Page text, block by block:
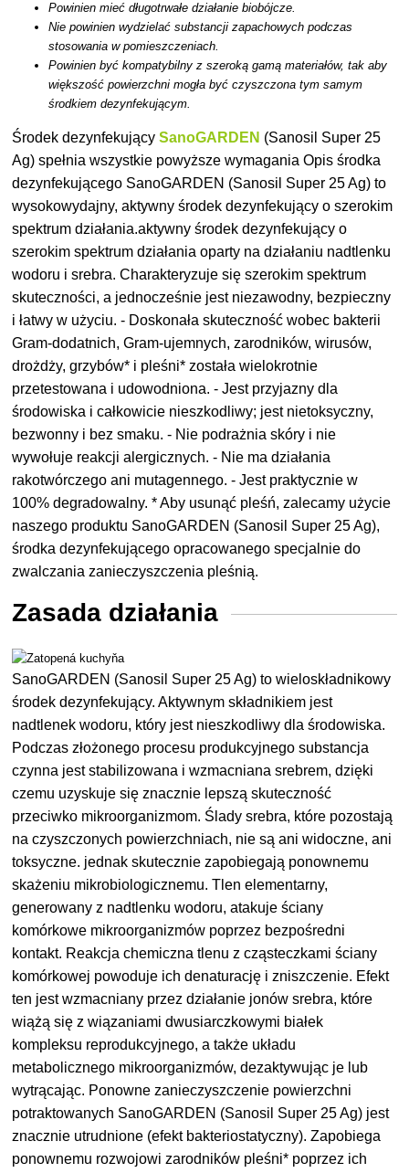
Powinien mieć długotrwałe działanie biobójcze.
Nie powinien wydzielać substancji zapachowych podczas
stosowania w pomieszczeniach.
Powinien być kompatybilny z szeroką gamą materiałów, tak aby
większość powierzchni mogła być czyszczona tym samym
środkiem dezynfekującym.
Środek dezynfekującySanoGARDEN (Sanosil Super 25
Ag) spełnia wszystkie powyższe wymagania Opis środka
dezynfekującego SanoGARDEN (Sanosil Super 25 Ag) to
wysokowydajny, aktywny środek dezynfekujący o szerokim
spektrum działania.aktywny środek dezynfekujący o
szerokim spektrum działania oparty na działaniu nadtlenku
wodoru i srebra. Charakteryzuje się szerokim spektrum
skuteczności, a jednocześnie jest niezawodny, bezpieczny
i łatwy w użyciu. - Doskonała skuteczność wobec bakterii
Gram-dodatnich, Gram-ujemnych, zarodników, wirusów,
drożdży, grzybów* i pleśni* została wielokrotnie
przetestowana i udowodniona. - Jest przyjazny dla
środowiska i całkowicie nieszkodliwy; jest nietoksyczny,
bezwonny i bez smaku. - Nie podrażnia skóry i nie
wywołuje reakcji alergicznych. - Nie ma działania
rakotwórczego ani mutagennego. - Jest praktycznie w
100% degradowalny. * Aby usunąć pleśń, zalecamy użycie
naszego produktu SanoGARDEN (Sanosil Super 25 Ag),
środka dezynfekującego opracowanego specjalnie do
zwalczania zanieczyszczenia pleśnią.
Zasada działania
SanoGARDEN (Sanosil Super 25 Ag) to wieloskładnikowy
środek dezynfekujący. Aktywnym składnikiem jest
nadtlenek wodoru, który jest nieszkodliwy dla środowiska.
Podczas złożonego procesu produkcyjnego substancja
czynna jest stabilizowana i wzmacniana srebrem, dzięki
czemu uzyskuje się znacznie lepszą skuteczność
przeciwko mikroorganizmom. Ślady srebra, które pozostają
na czyszczonych powierzchniach, nie są ani widoczne, ani
toksyczne. jednak skutecznie zapobiegają ponownemu
skażeniu mikrobiologicznemu. Tlen elementarny,
generowany z nadtlenku wodoru, atakuje ściany
komórkowe mikroorganizmów poprzez bezpośredni
kontakt. Reakcja chemiczna tlenu z cząsteczkami ściany
komórkowej powoduje ich denaturację i zniszczenie. Efekt
ten jest wzmacniany przez działanie jonów srebra, które
wiążą się z wiązaniami dwusiarczkowymi białek
kompleksu reprodukcyjnego, a także układu
metabolicznego mikroorganizmów, dezaktywując je lub
wytrącając. Ponowne zanieczyszczenie powierzchni
potraktowanych SanoGARDEN (Sanosil Super 25 Ag) jest
znacznie utrudnione (efekt bakteriostatyczny). Zapobiega
ponownemu rozwojowi zarodników pleśni* poprzez ich